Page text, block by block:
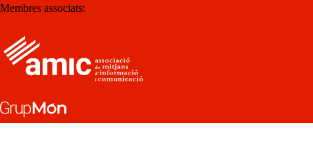
Membres associats: